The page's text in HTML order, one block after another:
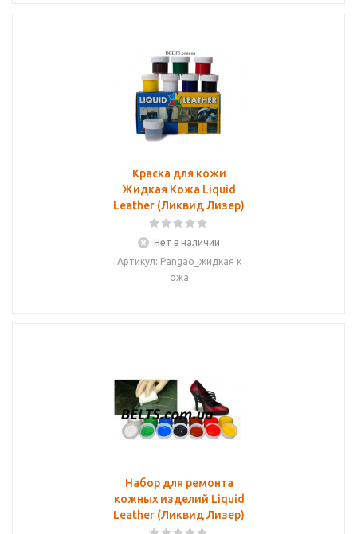
Краска для кожи
Жидкая Кожа Liquid
Leather (Ликвид Лизер)
Нет в наличии
Артикул: Pangao_жидкая к
ожа
Набор для ремонта
кожных изделий Liquid
Leather (Ликвид Лизер)